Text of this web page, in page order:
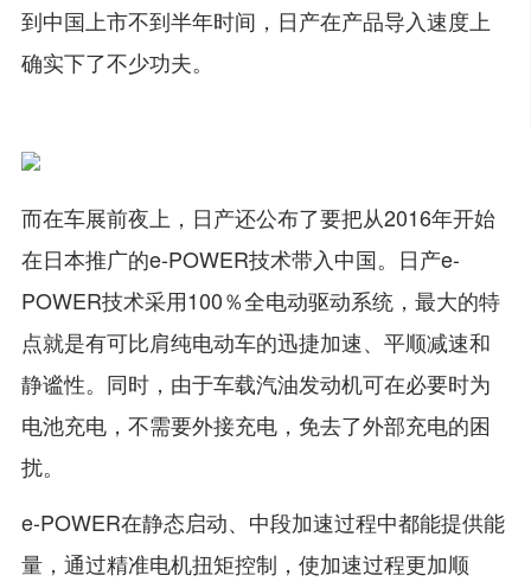
到中国上市不到半年时间，日产在产品导入速度上
确实下了不少功夫。
而在车展前夜上，日产还公布了要把从2016年开始
在日本推广的e-POWER技术带入中国。日产e-
POWER技术采用100％全电动驱动系统，最大的特
点就是有可比肩纯电动车的迅捷加速、平顺减速和
静谧性。同时，由于车载汽油发动机可在必要时为
电池充电，不需要外接充电，免去了外部充电的困
扰。
e-POWER在静态启动、中段加速过程中都能提供能
量，通过精准电机扭矩控制，使加速过程更加顺